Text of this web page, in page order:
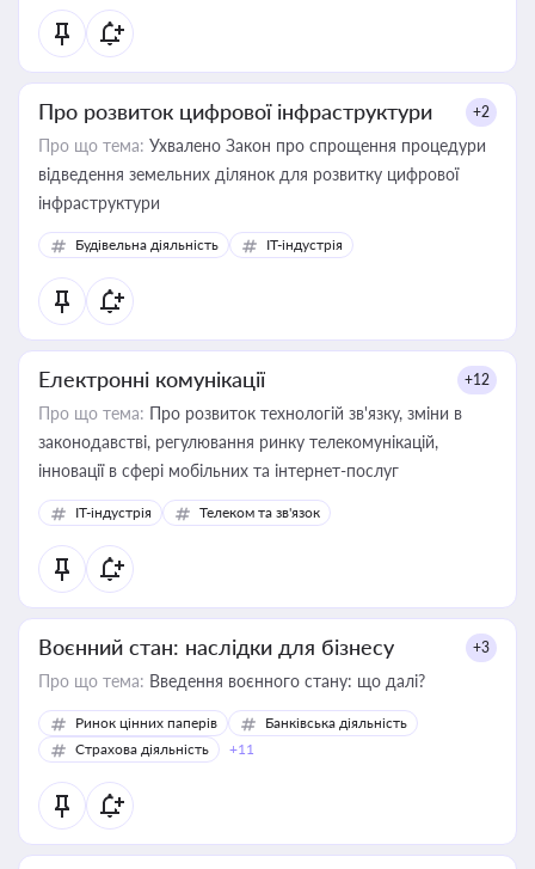
Про розвиток цифрової інфраструктури +2
Про що тема: Ухвалено Закон про спрощення процедури
відведення земельних ділянок для розвитку цифрової
інфраструктури
Будівельна діяльність IT-індустрія
Електронні комунікації +12
Про що тема: Про розвиток технологій зв'язку, зміни в
законодавстві, регулювання ринку телекомунікацій,
інновації в сфері мобільних та інтернет-послуг
IT-індустрія Телеком та зв'язок
Воєнний стан: наслідки для бізнесу +3
Про що тема: Введення воєнного стану: що далі?
Ринок цінних паперів
Банківська діяльність
Страхова діяльність
+11